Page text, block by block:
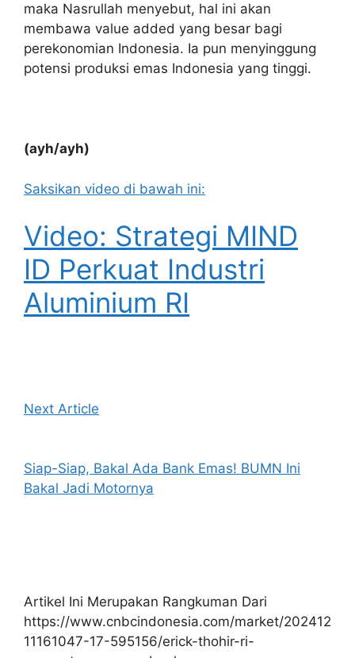
maka Nasrullah menyebut, hal ini akan
membawa value added yang besar bagi
perekonomian Indonesia. Ia pun menyinggung
potensi produksi emas Indonesia yang tinggi.
(ayh/ayh)
Saksikan video di bawah ini:
Video: Strategi MIND
ID Perkuat Industri
Aluminium RI
Next Article
Siap-Siap, Bakal Ada Bank Emas! BUMN Ini
Bakal Jadi Motornya
Artikel Ini Merupakan Rangkuman Dari
https://www.cnbcindonesia.com/market/202412
11161047-17-595156/erick-thohir-ri-